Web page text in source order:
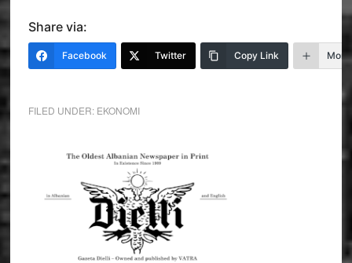
Share via:
Facebook Twitter Copy Link More
FILED UNDER: EKONOMI